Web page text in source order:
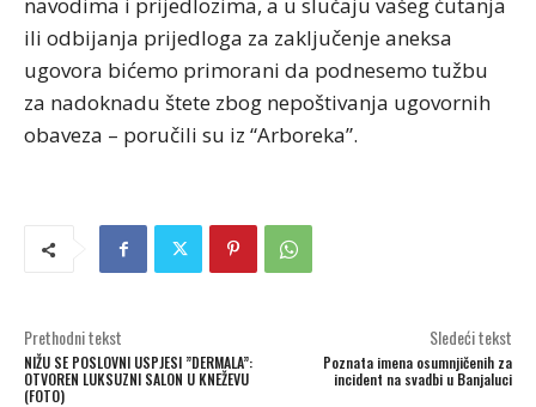
ili odbijanja prijedloga za zaključenje aneksa
ugovora bićemo primorani da podnesemo tužbu
za nadoknadu štete zbog nepoštivanja ugovornih
obaveza – poručili su iz “Arboreka”.
Prethodni tekst
NIŽU SE POSLOVNI USPJESI ”DERMALA”:
OTVOREN LUKSUZNI SALON U KNEŽEVU
(FOTO)
Sledeći tekst
Poznata imena osumnjičenih za
incident na svadbi u Banjaluci